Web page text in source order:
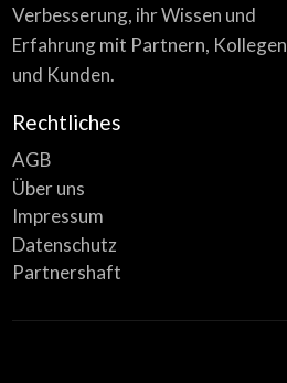
Verbesserung, ihr Wissen und
Erfahrung mit Partnern, Kollegen
und Kunden.
Rechtliches
AGB
Über uns
Impressum
Datenschutz
Partnershaft